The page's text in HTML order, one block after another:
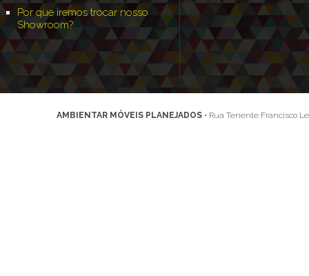
Por que iremos trocar nosso
Showroom?
AMBIENTAR MÓVEIS PLANEJADOS • Rua Tenente Francisco